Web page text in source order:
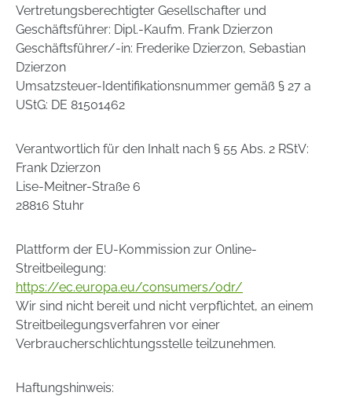
Vertretungsberechtigter Gesellschafter und
Geschäftsführer: Dipl.-Kaufm. Frank Dzierzon
Geschäftsführer/-in: Frederike Dzierzon, Sebastian
Dzierzon
Umsatzsteuer-Identifikationsnummer gemäß § 27 a
UStG: DE 81501462
Verantwortlich für den Inhalt nach § 55 Abs. 2 RStV:
Frank Dzierzon
Lise-Meitner-Straße 6
28816 Stuhr
Plattform der EU-Kommission zur Online-
Streitbeilegung:
https://ec.europa.eu/consumers/odr/
Wir sind nicht bereit und nicht verpflichtet, an einem
Streitbeilegungsverfahren vor einer
Verbraucherschlichtungsstelle teilzunehmen.
Haftungshinweis: